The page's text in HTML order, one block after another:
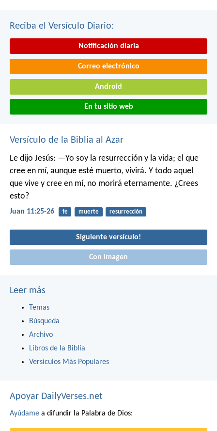
Reciba el Versículo Diario:
Notificación diaria
Correo electrónico
Android
En tu sitio web
Versículo de la Biblia al Azar
Le dijo Jesús: —Yo soy la resurrección y la vida; el que
cree en mí, aunque esté muerto, vivirá. Y todo aquel
que vive y cree en mí, no morirá eternamente. ¿Crees
esto?
Juan 11:25-26 fe muerte resurrección
Siguiente versículo!
Con imagen
Leer más
Temas
Búsqueda
Archivo
Libros de la Biblia
Versículos Más Populares
Apoyar DailyVerses.net
Ayúdame a difundir la Palabra de Dios: